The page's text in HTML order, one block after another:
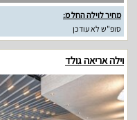
מחיר לוילה החל מ:
סופ"ש לא עודכן
וילה אריאה גולד